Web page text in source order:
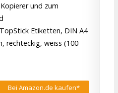
und zum
Etiketten, DIN A4
rechteckig, weiss (100
Bei Amazon.de kaufen*